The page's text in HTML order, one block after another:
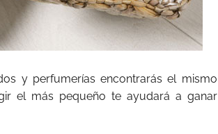
y perfumerías encontrarás el mismo
el más pequeño te ayudará a ganar